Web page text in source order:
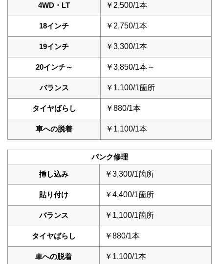
4WD・LT ￥2,500/1本
18インチ ￥2,750/1本
19インチ ￥3,300/1本
20インチ～ ￥3,850/1本～
バランス ￥1,100/1箇所
タイヤばらし ￥880/1本
車への脱着 ￥1,100/1本
パンク修理
挿し込み ￥3,300/1箇所
貼り付け ￥4,400/1箇所
バランス ￥1,100/1箇所
タイヤばらし ￥880/1本
車への脱着 ￥1,100/1本